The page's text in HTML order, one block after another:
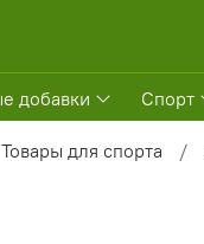
добавки Спорт
Товары для спорта